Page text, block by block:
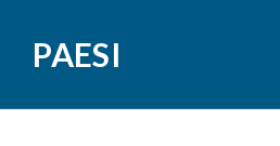
PAESI